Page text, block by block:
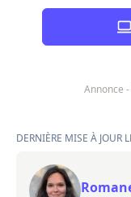
Annonce
DERNIÈRE MISE À JOUR